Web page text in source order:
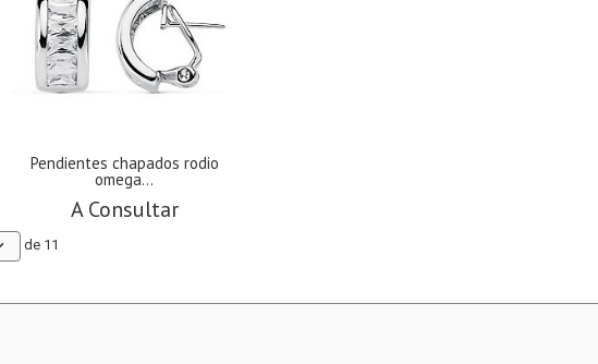
Pendientes chapados rodio
omega...
A Consultar
de 11